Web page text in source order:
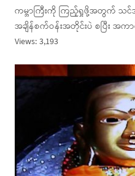
ကမ္ဘာကြီးကို ကြည့်ရှုဖို့အတွက် သင်
အချိန်စက်ဝန်းအတိုင်းပဲ စပြီး အ
Views: 3,193